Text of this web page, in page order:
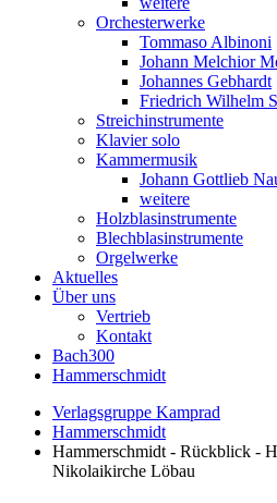
Orchesterwerke
Tommaso Albinoni
Johann Melchior
Johannes Gebhardt
Friedrich Wilhelm
Streichinstrumente
Klavier solo
Kammermusik
Johann Gottlieb
weitere
Holzblasinstrumente
Blechblasinstrumente
Orgelwerke
Aktuelles
Über uns
Vertrieb
Kontakt
Bach300
Hammerschmidt
Verlagsgruppe Kamprad
Hammerschmidt
Hammerschmidt - Rückblick -
Nikolaikirche Löbau